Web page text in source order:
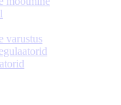
varustus